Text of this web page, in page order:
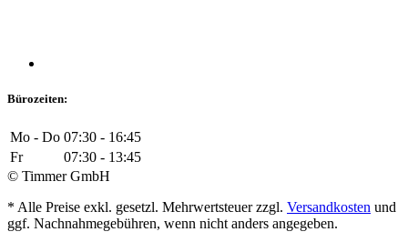
Bürozeiten:
Mo - Do 07:30 - 16:45
Fr
07:30 - 13:45
© Timmer GmbH
* Alle Preise exkl. gesetzl. Mehrwertsteuer zzgl. Versandkosten und
ggf. Nachnahmegebühren, wenn nicht anders angegeben.